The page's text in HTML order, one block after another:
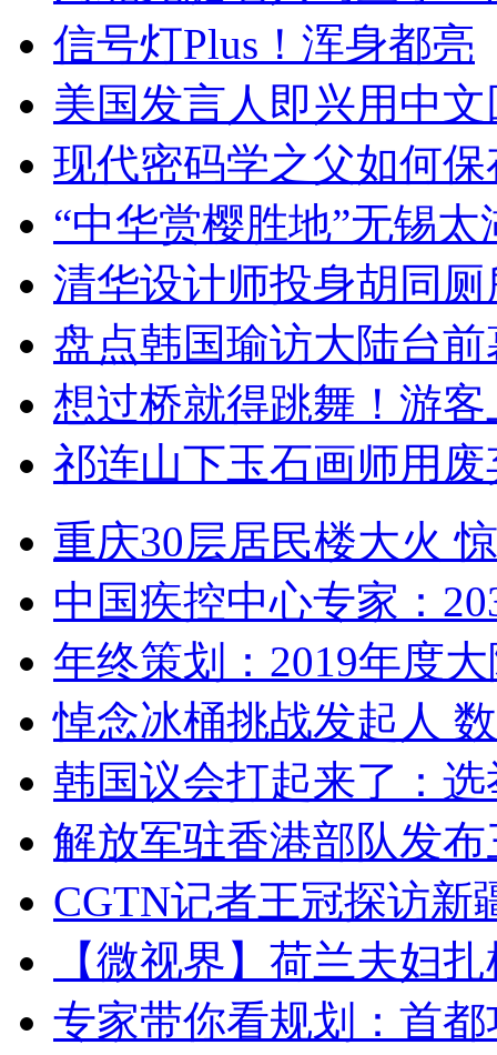
信号灯Plus！浑身都亮
美国发言人即兴用中
现代密码学之父如何
“中华赏樱胜地”无锡
清华设计师投身胡同
盘点韩国瑜访大陆台
想过桥就得跳舞！游客
祁连山下玉石画师用
重庆30层居民楼大火
中国疾控中心专家：
年终策划：2019年度
悼念冰桶挑战发起人
韩国议会打起来了：
解放军驻香港部队发
CGTN记者王冠探访新
【微视界】荷兰夫妇
专家带你看规划：首